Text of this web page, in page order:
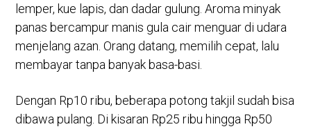
lemper, kue lapis, dan dadar gulung. Aroma minyak
panas bercampur manis gula cair menguar di udara
menjelang azan. Orang datang, memilih cepat, lalu
membayar tanpa banyak basa-basi.
Dengan Rp10 ribu, beberapa potong takjil sudah bisa
dibawa pulang. Di kisaran Rp25 ribu hingga Rp50